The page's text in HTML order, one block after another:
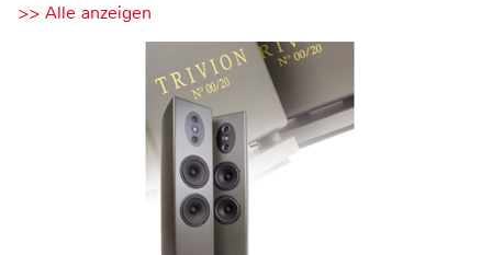
>> Alle anzeigen